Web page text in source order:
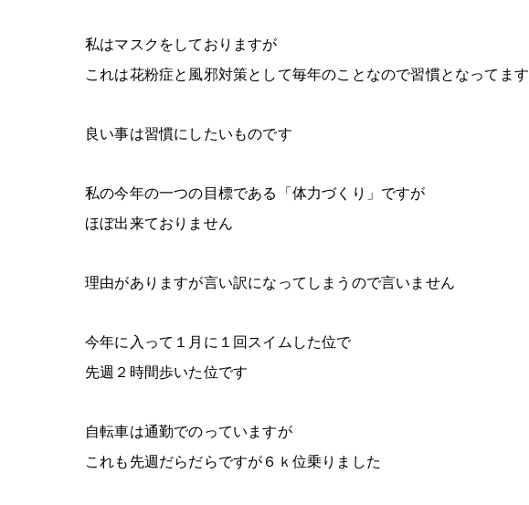
私はマスクをしておりますが
これは花粉症と風邪対策として毎年のことなので習慣となってます
良い事は習慣にしたいものです
私の今年の一つの目標である「体力づくり」ですが
ほぼ出来ておりません
理由がありますが言い訳になってしまうので言いません
今年に入って１月に１回スイムした位で
先週２時間歩いた位です
自転車は通勤でのっていますが
これも先週だらだらですが６ｋ位乗りました